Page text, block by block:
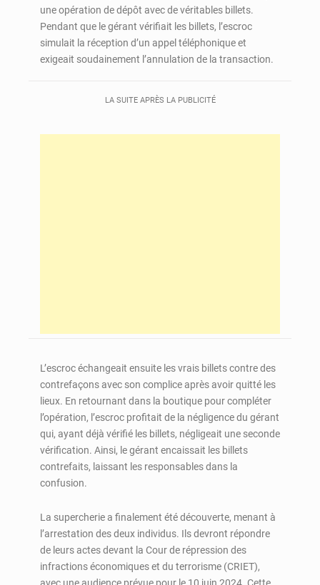
une opération de dépôt avec de véritables billets.
Pendant que le gérant vérifiait les billets, l’escroc
simulait la réception d’un appel téléphonique et
exigeait soudainement l’annulation de la transaction.
LA SUITE APRÈS LA PUBLICITÉ
L’escroc échangeait ensuite les vrais billets contre des
contrefaçons avec son complice après avoir quitté les
lieux. En retournant dans la boutique pour compléter
l’opération, l’escroc profitait de la négligence du gérant
qui, ayant déjà vérifié les billets, négligeait une seconde
vérification. Ainsi, le gérant encaissait les billets
contrefaits, laissant les responsables dans la
confusion.
La supercherie a finalement été découverte, menant à
l’arrestation des deux individus. Ils devront répondre
de leurs actes devant la Cour de répression des
infractions économiques et du terrorisme (CRIET),
avec une audience prévue pour le 10 juin 2024. Cette